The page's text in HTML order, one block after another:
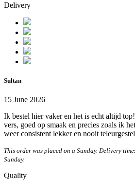
Delivery
Sultan
15 June 2026
Ik bestel hier vaker en het is echt altijd
vers, goed op smaak en precies zoals ik
weer consistent lekker en nooit
This order was placed on a Sunday. Delivery
Sunday.
Quality